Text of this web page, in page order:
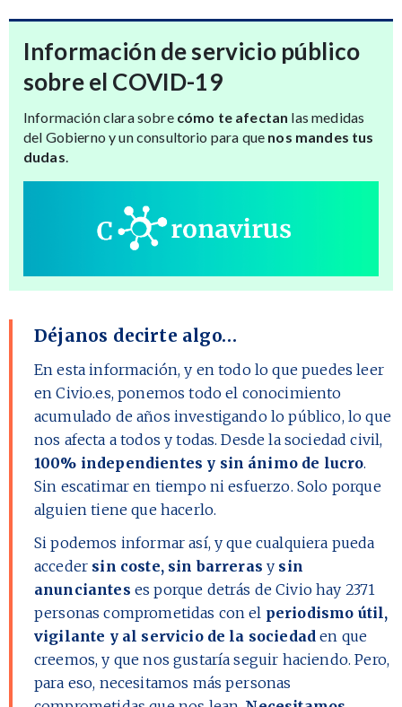
Información de servicio público
sobre el COVID-19
Información clara sobre cómo te afectan las medidas
del Gobierno y un consultorio para que nos mandes tus
dudas
Déjanos decirte algo…
En esta información, y en todo lo que puedes leer
en Civio.es, ponemos todo el conocimiento
acumulado de años investigando lo público, lo que
nos afecta a todos y todas. Desde la sociedad civil,
100% independientes y sin ánimo de lucro.
Sin escatimar en tiempo ni esfuerzo. Solo porque
alguien tiene que hacerlo.
Si podemos informar así, y que cualquiera pueda
acceder sin coste, sin barreras y sin
anunciantes es porque detrás de Civio hay 2371
personas comprometidas con el periodismo útil,
vigilante y al servicio de la sociedad en que
creemos, y que nos gustaría seguir haciendo. Pero,
para eso, necesitamos más personas